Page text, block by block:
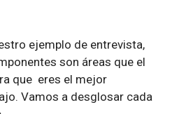
ejemplo de entrevista,
son áreas que el
que eres el mejor
Vamos a desglosar cada